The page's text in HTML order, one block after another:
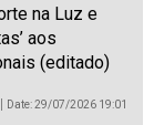
na Luz e
aos
(editado)
Date: 29/07/2026 19:01